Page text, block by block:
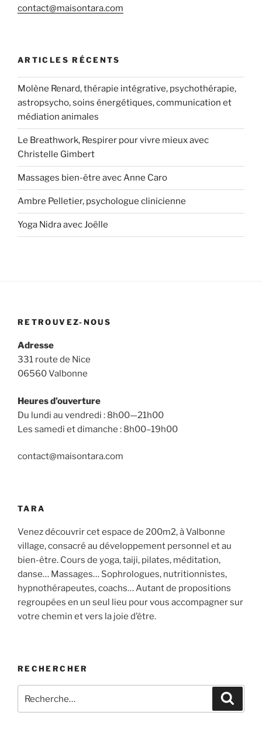
contact@maisontara.com
ARTICLES RÉCENTS
Molène Renard, thérapie intégrative, psychothérapie,
astropsycho, soins énergétiques, communication et
médiation animales
Le Breathwork, Respirer pour vivre mieux avec
Christelle Gimbert
Massages bien-être avec Anne Caro
Ambre Pelletier, psychologue clinicienne
Yoga Nidra avec Joëlle
RETROUVEZ-NOUS
Adresse
331 route de Nice
06560 Valbonne
Heures d’ouverture
Du lundi au vendredi : 8h00—21h00
Les samedi et dimanche : 8h00–19h00
contact@maisontara.com
TARA
Venez découvrir cet espace de 200m2, à Valbonne
village, consacré au développement personnel et au
bien-être. Cours de yoga, taiji, pilates, méditation,
danse… Massages… Sophrologues, nutritionnistes,
hypnothérapeutes, coachs… Autant de propositions
regroupées en un seul lieu pour vous accompagner sur
votre chemin et vers la joie d’être.
RECHERCHER
pour